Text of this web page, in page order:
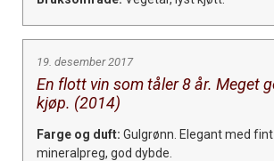
19. desember 2017
En flott vin som tåler 8 år. Meget
kjøp. (2014)
Farge og duft: Gulgrønn. Elegant med fint
mineralpreg, god dybde.